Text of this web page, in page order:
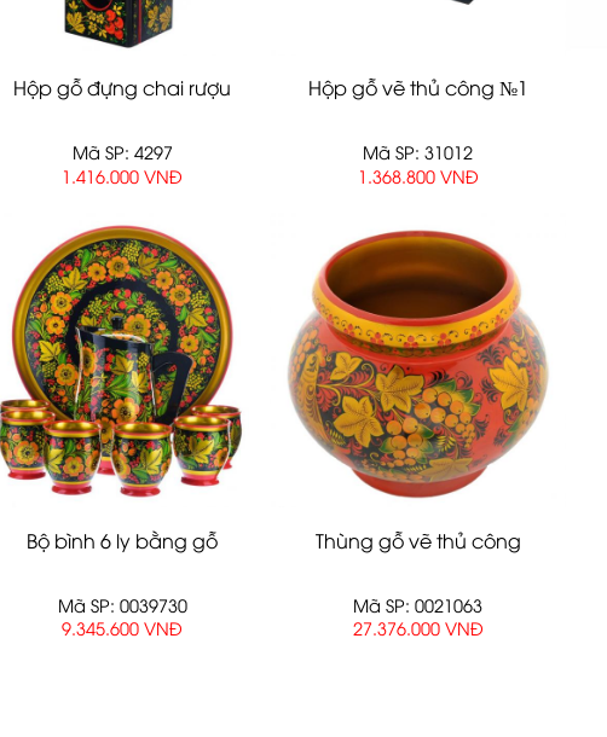
Hộp gỗ đựng chai rượu
Mã SP: 4297
1.416.000 VNĐ
Hộp gỗ vẽ thủ công №1
Mã SP: 31012
1.368.800 VNĐ
Bộ bình 6 ly bằng gỗ
Mã SP: 0039730
9.345.600 VNĐ
Thùng gỗ vẽ thủ công
Mã SP: 0021063
27.376.000 VNĐ